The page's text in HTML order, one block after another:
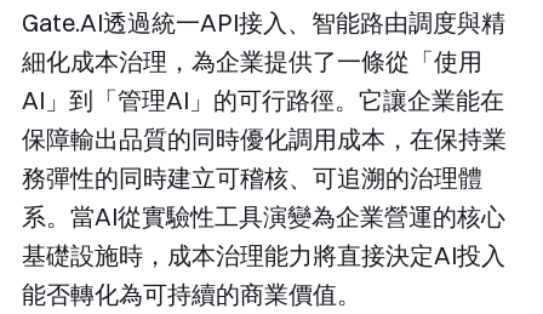
Gate.AI透過統一API接入、智能路由調度與精
細化成本治理，為企業提供了一條從「使用
AI」到「管理AI」的可行路徑。它讓企業能在
保障輸出品質的同時優化調用成本，在保持業
務彈性的同時建立可稽核、可追溯的治理體
系。當AI從實驗性工具演變為企業營運的核心
基礎設施時，成本治理能力將直接決定AI投入
能否轉化為可持續的商業價值。